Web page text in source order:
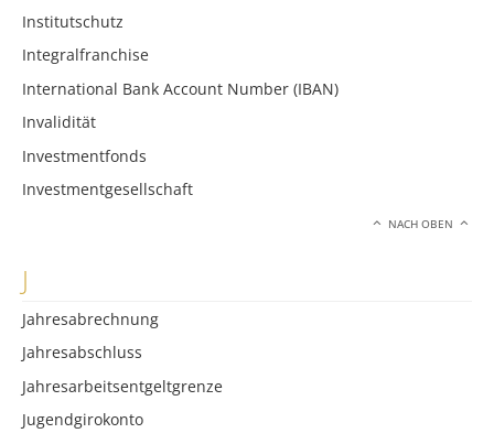
Institutschutz
Integralfranchise
International Bank Account Number (IBAN)
Invalidität
Investmentfonds
Investmentgesellschaft
NACH OBEN
J
Jahresabrechnung
Jahresabschluss
Jahresarbeitsentgeltgrenze
Jugendgirokonto